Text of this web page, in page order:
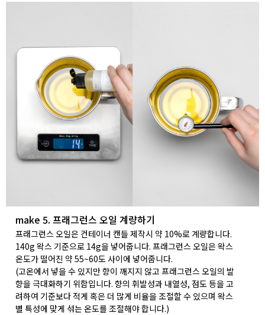
make 5. 프래그런스 오일 계량하기
프래그런스 오일은 컨테이너 캔들 제작시 약 10%로 계량합니다.
140g 왁스 기준으로 14g을 넣어줍니다. 프래그런스 오일은 왁스
온도가 떨어진 약 55~60도 사이에 넣어줍니다.
(고온에서 넣을 수 있지만 향이 깨지지 않고 프래그런스 오일의 발
향을 극대화하기 위함입니다. 향의 휘발성과 내열성, 점도 등을 고
려하여 기준보다 적게 혹은 더 많게 비율을 조절할 수 있으며 왁스
별 특성에 맞게 섞는 온도를 조절해야 합니다.)